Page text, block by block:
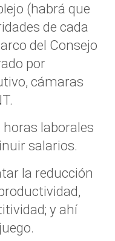
(habrá que
de cada
del Consejo
por
cámaras
horas laborales
salarios.
la reducción
y ahí